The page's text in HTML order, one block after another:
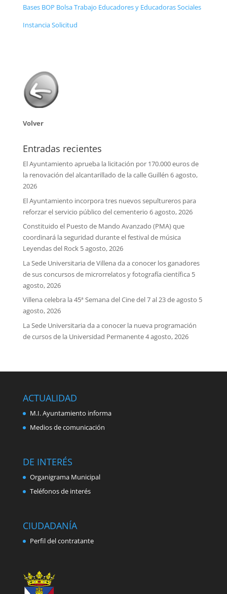
Bases BOP Bolsa Trabajo Educadores y Educadoras Sociales
Instancia Solicitud
Volver
Entradas recientes
El Ayuntamiento aprueba la licitación por 170.000 euros de
la renovación del alcantarillado de la calle Guillén 6 agosto,
2026
El Ayuntamiento incorpora tres nuevos sepultureros para
reforzar el servicio público del cementerio 6 agosto, 2026
Constituido el Puesto de Mando Avanzado (PMA) que
coordinará la seguridad durante el festival de música
Leyendas del Rock 5 agosto, 2026
La Sede Universitaria de Villena da a conocer los ganadores
de sus concursos de microrrelatos y fotografía científica 5
agosto, 2026
Villena celebra la 45ª Semana del Cine del 7 al 23 de agosto 5
agosto, 2026
La Sede Universitaria da a conocer la nueva programación
de cursos de la Universidad Permanente4 agosto, 2026
ACTUALIDAD
M.I. Ayuntamiento informa
Medios de comunicación
DE INTERÉS
Organigrama Municipal
Teléfonos de interés
CIUDADANÍA
Perfil del contratante